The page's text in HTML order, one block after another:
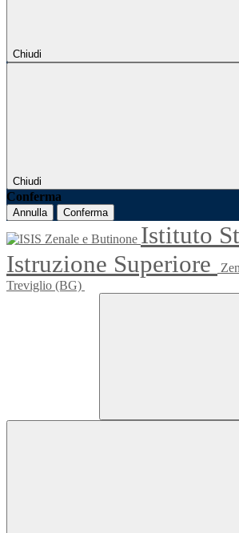
Chiudi
Chiudi
Conferma
Annulla Conferma
Istituto
Istruzione Superiore
Treviglio (BG)